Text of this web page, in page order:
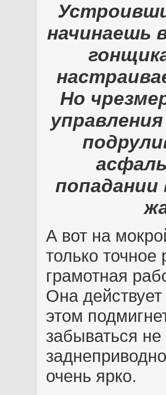
начинаешь
Но
попадании
А вот на
только
грамотная
Она
этом
забываться
очень ярко.